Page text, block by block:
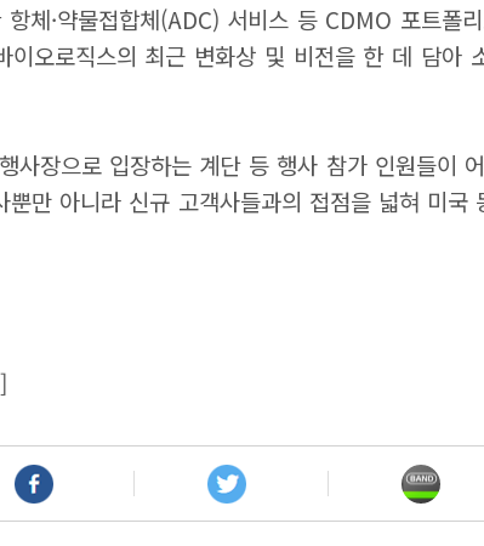
체·약물접합체(ADC) 서비스 등 CDMO 포트폴
오로직스의 최근 변화상 및 비전을 한 데 담아
사장으로 입장하는 계단 등 행사 참가 인원들이
만 아니라 신규 고객사들과의 접점을 넓혀 미